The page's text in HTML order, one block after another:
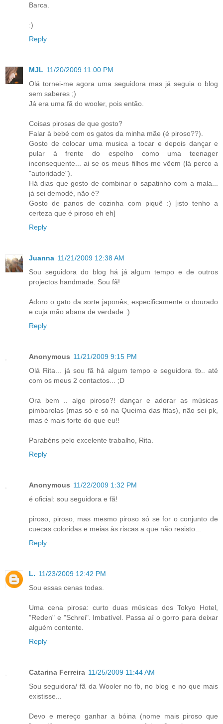
Barca.
:)
Reply
MJL 11/20/2009 11:00 PM
Olá tornei-me agora uma seguidora mas já seguia o blog
sem saberes ;)
Já era uma fã do wooler, pois então.
Coisas pirosas de que gosto?
Falar à bebé com os gatos da minha mãe (é piroso??).
Gosto de colocar uma musica a tocar e depois dançar e
pular à frente do espelho como uma teenager
inconsequente... ai se os meus filhos me vêem (lá perco a
"autoridade").
Há dias que gosto de combinar o sapatinho com a mala...
já sei demodé, não é?
Gosto de panos de cozinha com piquê :) [isto tenho a
certeza que é piroso eh eh]
Reply
Juanna 11/21/2009 12:38 AM
Sou seguidora do blog há já algum tempo e de outros
projectos handmade. Sou fã!
Adoro o gato da sorte japonês, especificamente o dourado
e cuja mão abana de verdade :)
Reply
Anonymous 11/21/2009 9:15 PM
Olá Rita... já sou fã há algum tempo e seguidora tb.. até
com os meus 2 contactos... ;D
Ora bem .. algo piroso?! dançar e adorar as músicas
pimbarolas (mas só e só na Queima das fitas), não sei pk,
mas é mais forte do que eu!!
Parabéns pelo excelente trabalho, Rita.
Reply
Anonymous 11/22/2009 1:32 PM
é oficial: sou seguidora e fã!
piroso, piroso, mas mesmo piroso só se for o conjunto de
cuecas coloridas e meias às riscas a que não resisto...
Reply
L. 11/23/2009 12:42 PM
Sou essas cenas todas.
Uma cena pirosa: curto duas músicas dos Tokyo Hotel,
"Reden" e "Schrei". Imbatível. Passa aí o gorro para deixar
alguém contente.
Reply
Catarina Ferreira 11/25/2009 11:44 AM
Sou seguidora/ fã da Wooler no fb, no blog e no que mais
existisse...
Devo e mereço ganhar a bóina (nome mais piroso que